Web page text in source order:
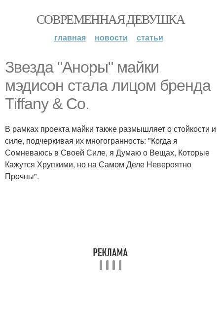
СОВРЕМЕННАЯ ДЕВУШКА
главная новости статьи
Звезда "Аноры" майки
мэдисон стала лицом бренда
Tiffany & Co.
В рамках проекта майки также размышляет о стойкости и
силе, подчеркивая их многогранность: "Когда я
Сомневаюсь в Своей Силе, я Думаю о Вещах, Которые
Кажутся Хрупкими, но на Самом Деле Невероятно
Прочны".